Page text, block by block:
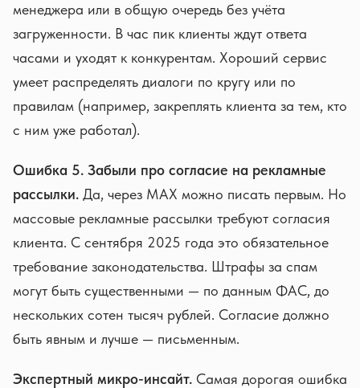
менеджера или в общую очередь без учёта
загруженности. В час пик клиенты ждут ответа
часами и уходят к конкурентам. Хороший сервис
умеет распределять диалоги по кругу или по
правилам (например, закреплять клиента за тем, кто
с ним уже работал).
Ошибка 5. Забыли про согласие на рекламные
рассылки. Да, через MAX можно писать первым. Но
массовые рекламные рассылки требуют согласия
клиента. С сентября 2025 года это обязательное
требование законодательства. Штрафы за спам
могут быть существенными — по данным ФАС, до
нескольких сотен тысяч рублей. Согласие должно
быть явным и лучше — письменным.
Экспертный микро-инсайт. Самая дорогая ошибка